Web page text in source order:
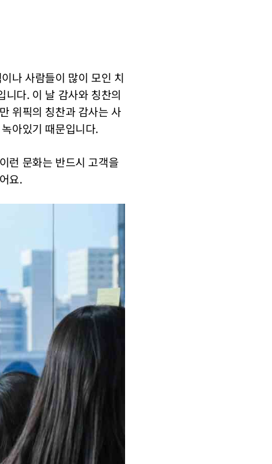
나 사람들이 많이 모인 치
니다. 이 날 감사와 칭찬의
위픽의 칭찬과 감사는 사
아있기 때문입니다.
런 문화는 반드시 고객을
요.